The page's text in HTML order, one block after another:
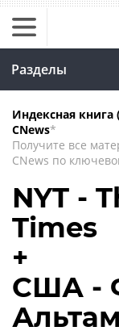
Разделы
Индексная книга
CNews*
Получите все
CNews по
NYT -
Times
+
США -